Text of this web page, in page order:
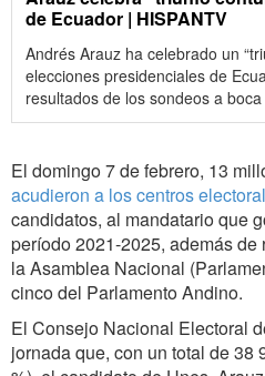
de Ecuador | HISPANTV
Andrés Arauz ha celebrado un
elecciones presidenciales de
resultados de los sondeos a
El domingo 7 de febrero, 13
acudieron a los centros
candidatos, al mandatario que
período 2021-2025, además
la Asamblea Nacional
cinco del Parlamento Andino.
El Consejo Nacional Electoral
jornada que, con un total de 38